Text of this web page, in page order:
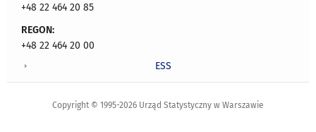
+48 22 464 20 85
REGON:
+48 22 464 20 00
ESS
Copyright © 1995-2026 Urząd Statystyczny w Warszawie